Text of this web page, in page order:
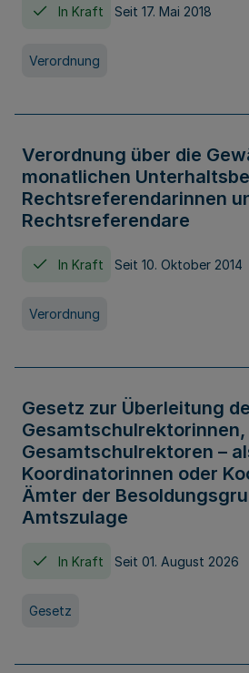
In Kraft Seit 17. Mai 2018
Verordnung
Verordnung über die
monatlichen
Rechtsreferendarinnen
Rechtsreferendare
In Kraft Seit 10. Oktober 2014
Verordnung
Gesetz zur Überleitung
Gesamtschulrektorinnen,
Gesamtschulrektoren –
Koordinatorinnen oder
Ämter der
Amtszulage
In Kraft Seit 01. August 2026
Gesetz